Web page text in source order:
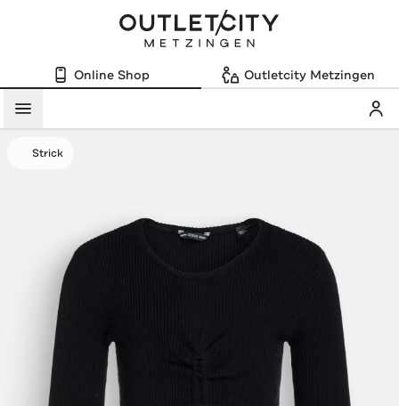
Online Shop Outletcity Metzingen
Menü
Strick